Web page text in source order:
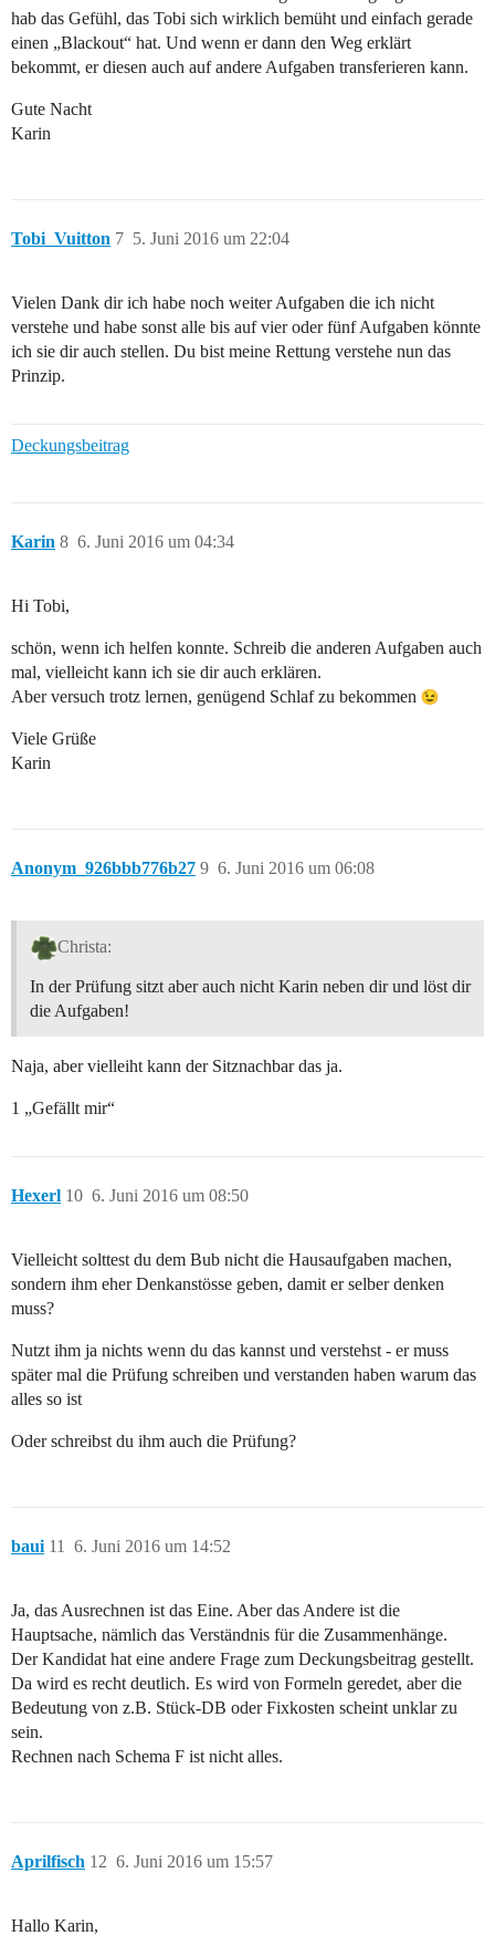
hab das Gefühl, das Tobi sich wirklich bemüht und einfach gerade
einen „Blackout“ hat. Und wenn er dann den Weg erklärt
bekommt, er diesen auch auf andere Aufgaben transferieren kann.
Gute Nacht
Karin
Tobi_Vuitton 5. Juni 2016 um 22:04
7
Vielen Dank dir ich habe noch weiter Aufgaben die ich nicht
verstehe und habe sonst alle bis auf vier oder fünf Aufgaben könnte
ich sie dir auch stellen. Du bist meine Rettung verstehe nun das
Prinzip.
Deckungsbeitrag
Karin 6. Juni 2016 um 04:34
8
Hi Tobi,
schön, wenn ich helfen konnte. Schreib die anderen Aufgaben auch
mal, vielleicht kann ich sie dir auch erklären.
Aber versuch trotz lernen, genügend Schlaf zu bekommen
Viele Grüße
Karin
Anonym_926bbb776b27 6. Juni 2016 um 06:08
9
Christa:
In der Prüfung sitzt aber auch nicht Karin neben dir und löst dir
die Aufgaben!
Naja, aber vielleiht kann der Sitznachbar das ja.
1 „Gefällt mir“
Hexerl 6. Juni 2016 um 08:50
10
Vielleicht solttest du dem Bub nicht die Hausaufgaben machen,
sondern ihm eher Denkanstösse geben, damit er selber denken
muss?
Nutzt ihm ja nichts wenn du das kannst und verstehst - er muss
später mal die Prüfung schreiben und verstanden haben warum das
alles so ist
Oder schreibst du ihm auch die Prüfung?
baui 6. Juni 2016 um 14:52
11
Ja, das Ausrechnen ist das Eine. Aber das Andere ist die
Hauptsache, nämlich das Verständnis für die Zusammenhänge.
Der Kandidat hat eine andere Frage zum Deckungsbeitrag gestellt.
Da wird es recht deutlich. Es wird von Formeln geredet, aber die
Bedeutung von z.B. Stück-DB oder Fixkosten scheint unklar zu
sein.
Rechnen nach Schema F ist nicht alles.
Aprilfisch 6. Juni 2016 um 15:57
12
Hallo Karin,